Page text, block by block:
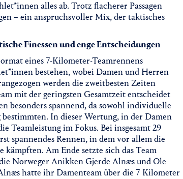
alles ab. Trotz flacherer Passagen
– ein anspruchsvoller Mix, der taktisches
Finessen und enge Entscheidungen
eines 7-Kilometer-Teamrennens
bestehen, wobei Damen und Herren
werden die zweitbesten Zeiten
mit der geringsten Gesamtzeit entscheidet
besonders spannend, da sowohl individuelle
In dieser Wertung, in der Damen
Teamleistung im Fokus. Bei insgesamt 29
spannendes Rennen, in dem vor allem die
Am Ende setzte sich das Team
Norweger Anikken Gjerde Alnæs und Ole
hatte ihr Damenteam über die 7 Kilometer